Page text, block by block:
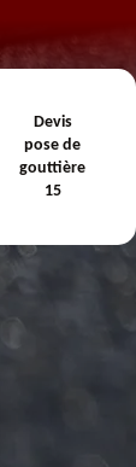
Devis
pose de
gouttière
15